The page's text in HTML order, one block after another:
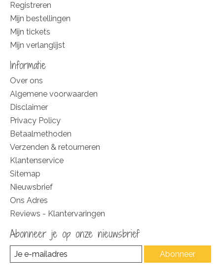
Registreren
Mijn bestellingen
Mijn tickets
Mijn verlanglijst
Informatie
Over ons
Algemene voorwaarden
Disclaimer
Privacy Policy
Betaalmethoden
Verzenden & retourneren
Klantenservice
Sitemap
Nieuwsbrief
Ons Adres
Reviews - Klantervaringen
Abonneer je op onze nieuwsbrief
Abonneer